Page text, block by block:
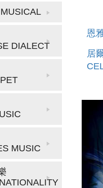
MUSICAL
DIALECT
MUSIC
恩
居